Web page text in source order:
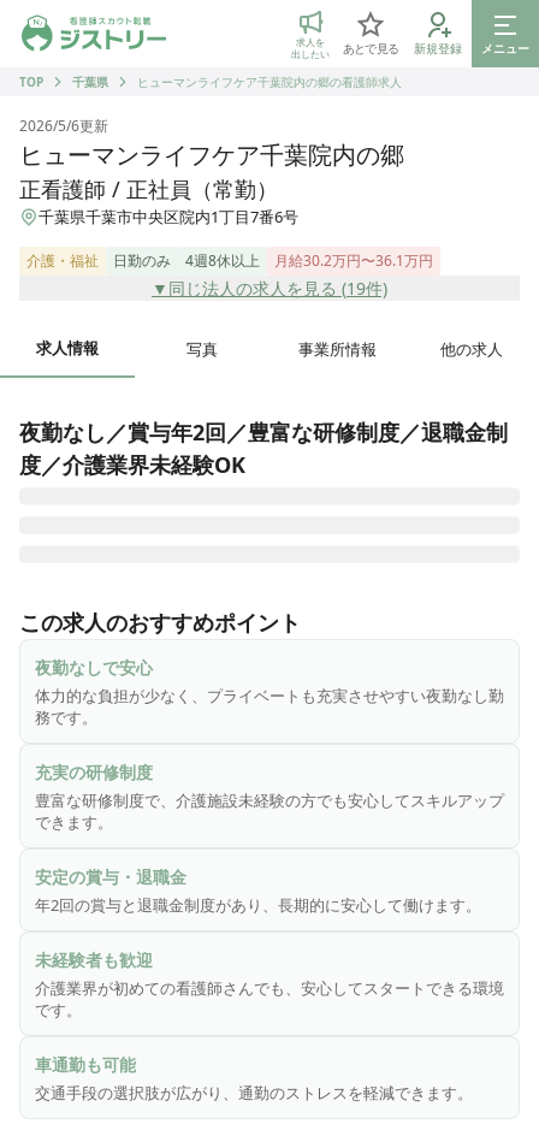
ジストリー 看護師の転職マッチング
求人を
出したい
あとで見る 新規登録
メニュー
TOP
千葉県 ヒューマンライフケア千葉院内の郷の看護師求人
2026/5/6更新
ヒューマンライフケア千葉院内の郷
正看護師 / 正社員（常勤）
千葉県千葉市中央区院内1丁目7番6号
介護・福祉 日勤のみ 4週8休以上 月給30.2万円〜36.1万円
▼同じ法人の求人を見る (19件)
求人情報 写真 事業所情報 他の求人
夜勤なし／賞与年2回／豊富な研修制度／退職金制
度／介護業界未経験OK
・ご利用者の健康管理、服薬管理
・点滴や胃ろう、経管栄養などの管理
・傷や褥瘡(床ずれ)、インシュリン注射などの医療的処置
・往診医との連携
・通院介助
・介護業務の補助
・ご利用者やご家族への相談援助
など
この求人のおすすめポイント
夜勤なしで安心
体力的な負担が少なく、プライベートも充実させやすい夜勤なし勤
務です。
充実の研修制度
豊富な研修制度で、介護施設未経験の方でも安心してスキルアップ
できます。
安定の賞与・退職金
年2回の賞与と退職金制度があり、長期的に安心して働けます。
未経験者も歓迎
介護業界が初めての看護師さんでも、安心してスタートできる環境
です。
車通勤も可能
交通手段の選択肢が広がり、通勤のストレスを軽減できます。